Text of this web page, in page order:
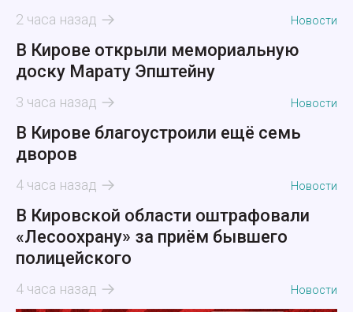
2 часа назад Новости
В Кирове открыли мемориальную
доску Марату Эпштейну
3 часа назад Новости
В Кирове благоустроили ещё семь
дворов
4 часа назад Новости
В Кировской области оштрафовали
«Лесоохрану» за приём бывшего
полицейского
4 часа назад Новости